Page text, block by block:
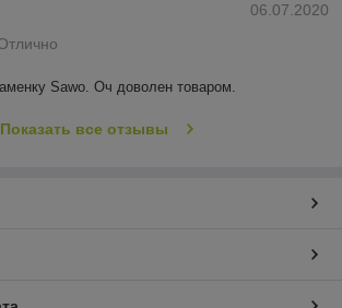
06.07.2020
Sawo. Оч доволен товаром.
Показать все отзывы